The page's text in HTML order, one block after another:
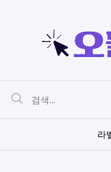
라